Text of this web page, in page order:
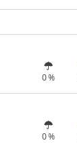
0 %
0 %